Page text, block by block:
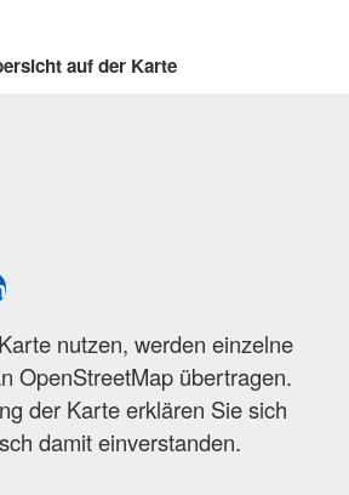
auf der Karte
nutzen, werden einzelne
OpenStreetMap übertragen.
der Karte erklären Sie sich
damit einverstanden.